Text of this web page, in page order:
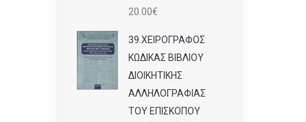
20.00€
39.ΧΕΙΡΟΓΡΑΦΟΣ
ΚΩΔΙΚΑΣ ΒΙΒΛΙΟΥ
ΔΙΟΙΚΗΤΙΚΗΣ
ΑΛΛΗΛΟΓΡΑΦΙΑΣ
ΤΟΥ ΕΠΙΣΚΟΠΟΥ